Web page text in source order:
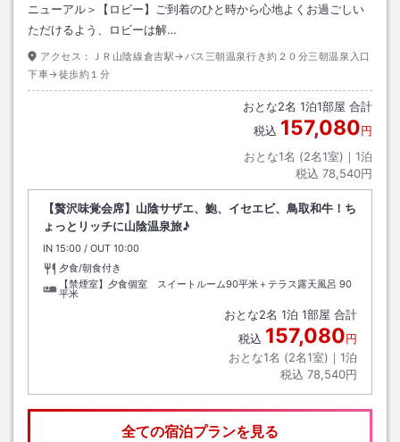
ニューアル＞【ロビー】ご到着のひと時から心地よくお過ごしい
ただけるよう、ロビーは解…
アクセス：
ＪＲ山陰線倉吉駅→バス三朝温泉行き約２０分三朝温泉入口
下車→徒歩約１分
おとな2名 1泊1部屋 合計
税込 157,080円
おとな1名 (2名1室)｜ 1泊
税込 78,540円
【贅沢味覚会席】山陰サザエ、鮑、イセエビ、鳥取和牛！ち
ょっとリッチに山陰温泉旅♪
IN チェックイン
15:00 / OUT チェックアウト
10:00
夕食/朝食付き
【禁煙室】夕食個室 スイートルーム90平米＋テラス露天風呂 90
平米
おとな2名 1泊 1部屋 合計
税込 157,080円
おとな1名 (2名1室)｜ 1泊
税込 78,540円
全ての宿泊プランを見る